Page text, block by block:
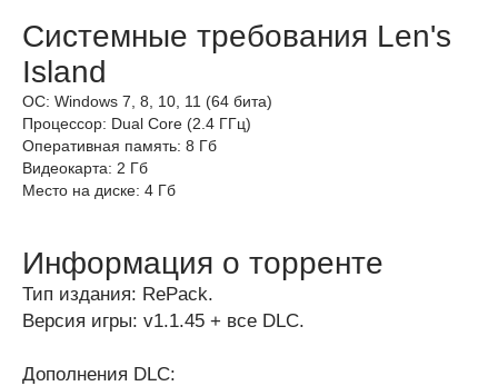
Системные требования Len's
Island
ОС: Windows 7, 8, 10, 11 (64 бита)
Процессор: Dual Core (2.4 ГГц)
Оперативная память: 8 Гб
Видеокарта: 2 Гб
Место на диске: 4 Гб
Информация о торренте
Тип издания: RePack.
Версия игры: v1.1.45 + все DLC.
Дополнения DLC: